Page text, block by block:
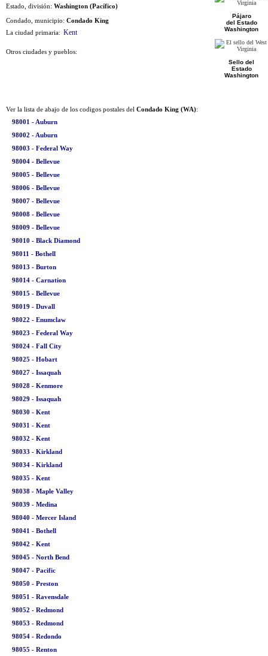
Estado, división: Washington (Pacífico)
Condado, municipio: Condado King
La ciudad primaria: Kent
Otros ciudades y pueblos:
Pájaro
del Estado
Washington
Sello del
Estado
Washington
Ver la lista de abajo de los codigos postales del Condado King (WA):
98001 - Auburn
98002 - Auburn
98003 - Federal Way
98004 - Bellevue
98005 - Bellevue
98006 - Bellevue
98007 - Bellevue
98008 - Bellevue
98009 - Bellevue
98010 - Black Diamond
98011 - Bothell
98013 - Burton
98014 - Carnation
98015 - Bellevue
98019 - Duvall
98022 - Enumclaw
98023 - Federal Way
98024 - Fall City
98025 - Hobart
98027 - Issaquah
98028 - Kenmore
98029 - Issaquah
98030 - Kent
98031 - Kent
98032 - Kent
98033 - Kirkland
98034 - Kirkland
98035 - Kent
98038 - Maple Valley
98039 - Medina
98040 - Mercer Island
98041 - Bothell
98042 - Kent
98045 - North Bend
98047 - Pacific
98050 - Preston
98051 - Ravensdale
98052 - Redmond
98053 - Redmond
98054 - Redondo
98055 - Renton